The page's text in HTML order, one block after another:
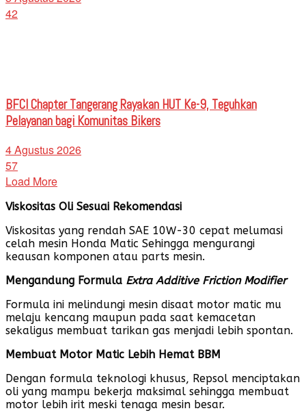
42
BFCI Chapter Tangerang Rayakan HUT Ke-9, Teguhkan
Pelayanan bagi Komunitas Bikers
4 Agustus 2026
57
Load More
Viskositas Oli Sesuai Rekomendasi
Viskositas yang rendah SAE 10W-30 cepat melumasi
celah mesin Honda Matic Sehingga mengurangi
keausan komponen atau parts mesin.
Mengandung Formula Extra Additive Friction Modifier
Formula ini melindungi mesin disaat motor matic mu
melaju kencang maupun pada saat kemacetan
sekaligus membuat tarikan gas menjadi lebih spontan.
Membuat Motor Matic Lebih Hemat BBM
Dengan formula teknologi khusus, Repsol menciptakan
oli yang mampu bekerja maksimal sehingga membuat
motor lebih irit meski tenaga mesin besar.